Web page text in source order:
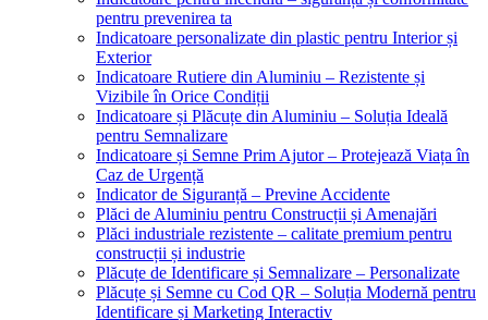
pentru prevenirea ta
Indicatoare personalizate din plastic pentru Interior și
Exterior
Indicatoare Rutiere din Aluminiu – Rezistente și
Vizibile în Orice Condiții
Indicatoare și Plăcuțe din Aluminiu – Soluția Ideală
pentru Semnalizare
Indicatoare și Semne Prim Ajutor – Protejează Viața în
Caz de Urgență
Indicator de Siguranță – Previne Accidente
Plăci de Aluminiu pentru Construcții și Amenajări
Plăci industriale rezistente – calitate premium pentru
construcții și industrie
Plăcuțe de Identificare și Semnalizare – Personalizate
Plăcuțe și Semne cu Cod QR – Soluția Modernă pentru
Identificare și Marketing Interactiv